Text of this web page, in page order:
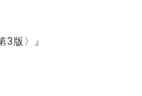
3版〉』